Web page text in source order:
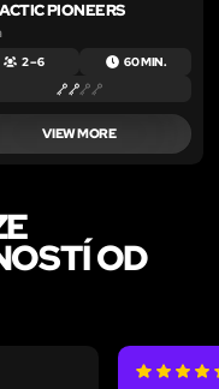
PIONEERS
2 – 6 60 MIN.
VIEW MORE
OD